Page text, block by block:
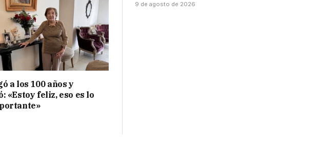
a los 100 años y
«Estoy feliz, eso es lo
9 de agosto de 2026